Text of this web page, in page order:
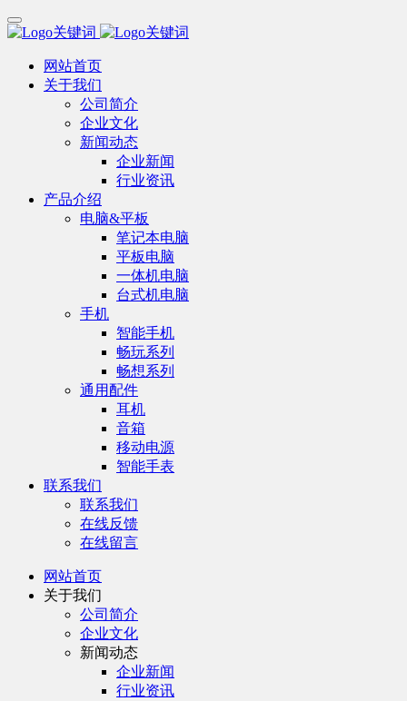
网站首页
关于我们
公司简介
企业文化
新闻动态
企业新闻
行业资讯
产品介绍
电脑&平板
笔记本电脑
平板电脑
一体机电脑
台式机电脑
手机
智能手机
畅玩系列
畅想系列
通用配件
耳机
音箱
移动电源
智能手表
联系我们
联系我们
在线反馈
在线留言
网站首页
关于我们
公司简介
企业文化
新闻动态
企业新闻
行业资讯